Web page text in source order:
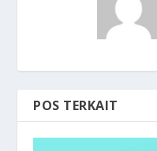
POS TERKAIT